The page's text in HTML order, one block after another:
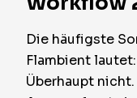
Die häufigste
Flambient
Überhaupt